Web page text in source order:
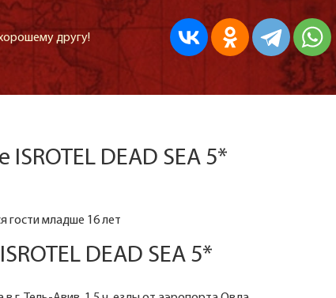
другу!
DEAD SEA 5*
гости младше 16 лет
DEAD SEA 5*